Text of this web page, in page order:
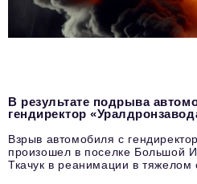
В результате подрыва
гендиректор
Взрыв автомобиля с
произошел в поселке Большой
Ткачук в реанимации в тяжелом